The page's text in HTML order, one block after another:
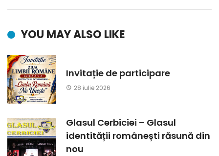
YOU MAY ALSO LIKE
Invitație de participare
28 iulie 2026
Glasul Cerbiciei – Glasul
identității românești răsună din
nou